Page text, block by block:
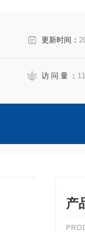
更新时间：
访 问 量 ：
产